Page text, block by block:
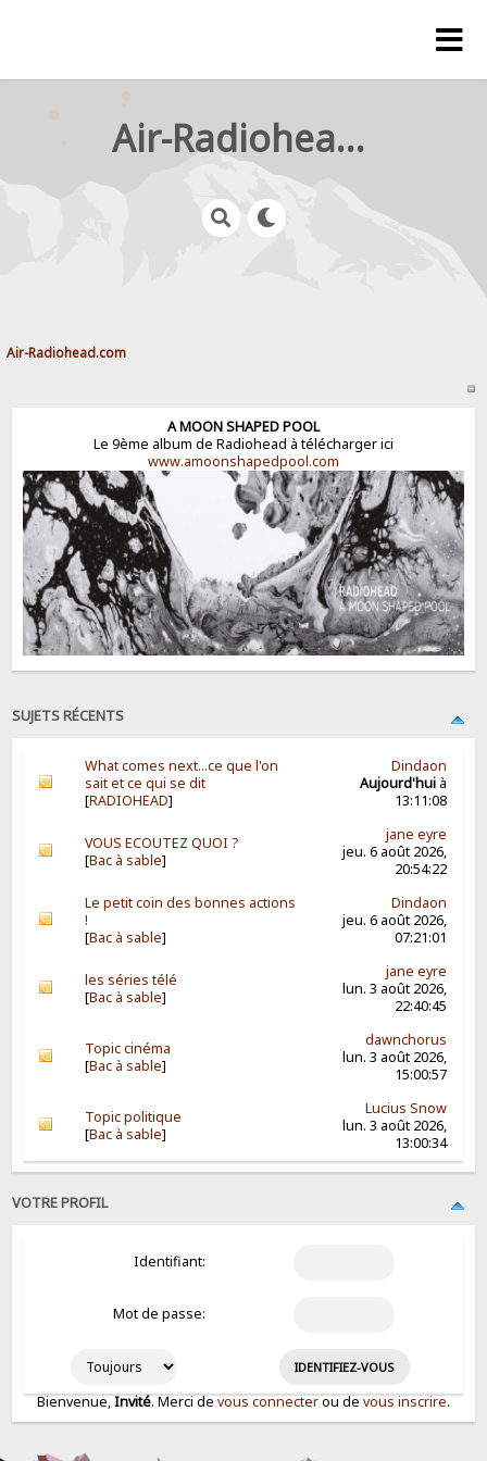
Air-Radiohead.com
Air-Radiohead.com
A MOON SHAPED POOL
Le 9ème album de Radiohead à télécharger ici
www.amoonshapedpool.com
SUJETS RÉCENTS
What comes next...ce que l'on
sait et ce qui se dit
[RADIOHEAD]
Dindaon
Aujourd'hui à
13:11:08
VOUS ECOUTEZ QUOI ?
[Bac à sable]
jane eyre
jeu. 6 août 2026,
20:54:22
Le petit coin des bonnes actions
!
[Bac à sable]
Dindaon
jeu. 6 août 2026,
07:21:01
les séries télé
[Bac à sable]
jane eyre
lun. 3 août 2026,
22:40:45
Topic cinéma
[Bac à sable]
dawnchorus
lun. 3 août 2026,
15:00:57
Topic politique
[Bac à sable]
Lucius Snow
lun. 3 août 2026,
13:00:34
VOTRE PROFIL
Identifiant:
Mot de passe:
Bienvenue,Invité. Merci devous connecterou devous inscrire.